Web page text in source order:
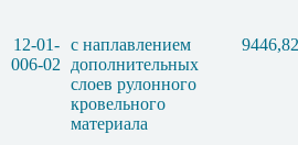
12-01-
006-02
с наплавлением
дополнительных
слоев рулонного
кровельного
материала
9446,82